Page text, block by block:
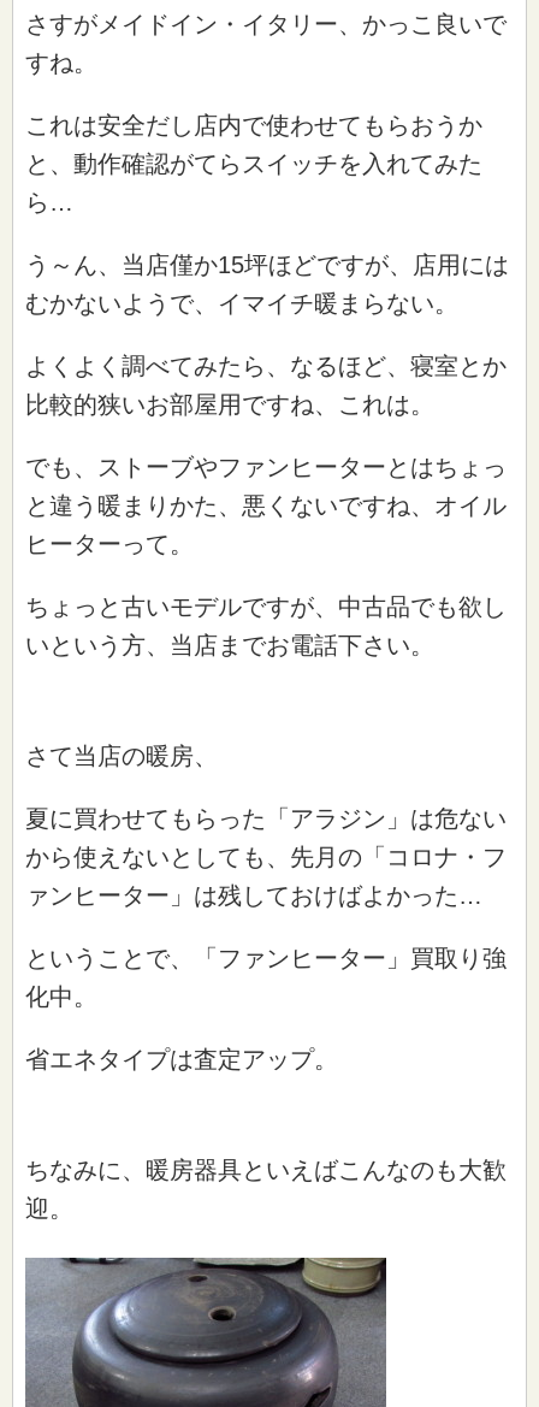
さすがメイドイン・イタリー、かっこ良いで
すね。
これは安全だし店内で使わせてもらおうか
と、動作確認がてらスイッチを入れてみた
ら…
う～ん、当店僅か15坪ほどですが、店用には
むかないようで、イマイチ暖まらない。
よくよく調べてみたら、なるほど、寝室とか
比較的狭いお部屋用ですね、これは。
でも、ストーブやファンヒーターとはちょっ
と違う暖まりかた、悪くないですね、オイル
ヒーターって。
ちょっと古いモデルですが、中古品でも欲し
いという方、当店までお電話下さい。
さて当店の暖房、
夏に買わせてもらった「アラジン」は危ない
から使えないとしても、先月の「コロナ・フ
ァンヒーター」は残しておけばよかった…
ということで、「ファンヒーター」買取り強
化中。
省エネタイプは査定アップ。
ちなみに、暖房器具といえばこんなのも大歓
迎。